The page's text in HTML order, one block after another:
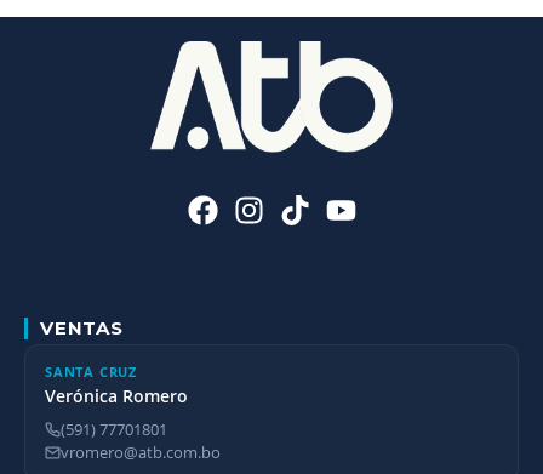
VENTAS
SANTA CRUZ
Verónica Romero
(591) 77701801
vromero@atb.com.bo